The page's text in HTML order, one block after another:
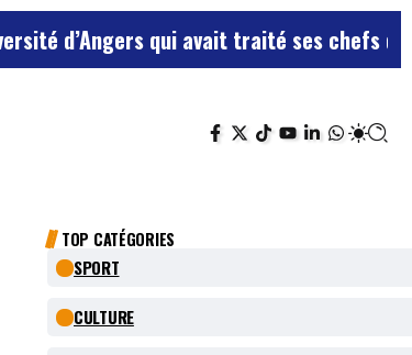
qui avait traité ses chefs de “chiens”Le
TOP CATÉGORIES
SPORT
CULTURE